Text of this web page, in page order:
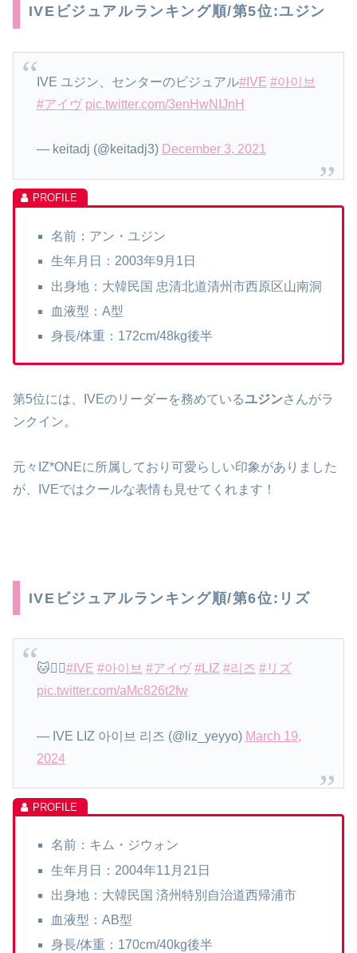
IVEビジュアルランキング順/第5位:ユジン
IVE ユジン、センターのビジュアル#IVE #아이브
#アイヴ pic.twitter.com/3enHwNIJnH
— keitadj (@keitadj3) December 3, 2021
名前：アン・ユジン
生年月日：2003年9月1日
出身地：大韓民国 忠清北道清州市西原区山南洞
血液型：A型
身長/体重：172cm/48kg後半
第5位には、IVEのリーダーを務めているユジンさんがラ
ンクイン。
元々IZ*ONEに所属しており可愛らしい印象がありました
が、IVEではクールな表情も見せてくれます！
IVEビジュアルランキング順/第6位:リズ
🐱✌🏻#IVE #아이브 #アイヴ #LIZ #리즈 #リズ
pic.twitter.com/aMc826t2fw
— IVE LIZ 아이브 리즈 (@liz_yeyyo) March 19,
2024
名前：キム・ジウォン
生年月日：2004年11月21日
出身地：大韓民国 済州特別自治道西帰浦市
血液型：AB型
身長/体重：170cm/40kg後半